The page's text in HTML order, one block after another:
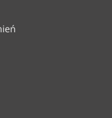
dotyczące
utrzymania
szkoleń